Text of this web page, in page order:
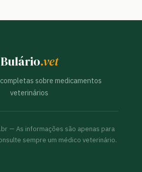
Bulário.vet
sobre medicamentos
veterinários
— As informações são apenas para
sempre um médico veterinário.